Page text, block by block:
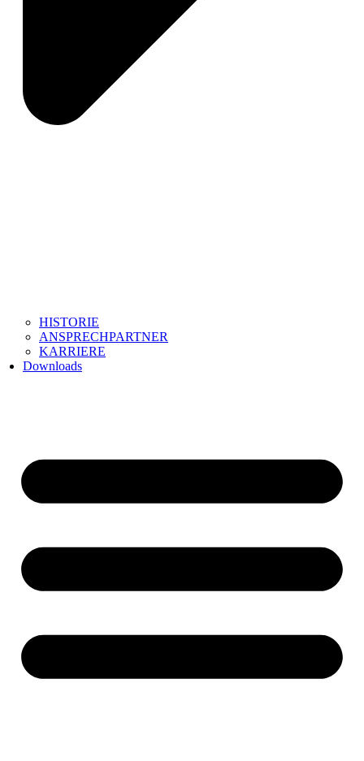
HISTORIE
ANSPRECHPARTNER
KARRIERE
Downloads